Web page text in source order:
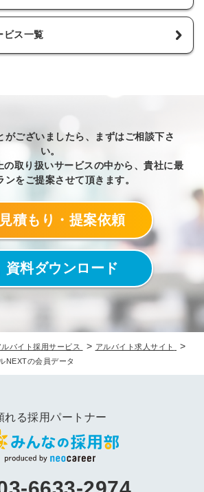
ビス一覧
がございましたら、まずはご相談下さ
い。
の取り扱いサービスの中から、貴社に最
ンをご提案させて頂きます。
見積もり・提案依頼
資料ダウンロード
ルバイト採用サービス > アルバイト求人サイト >
NEXTの会員データ
れる採用パートナー